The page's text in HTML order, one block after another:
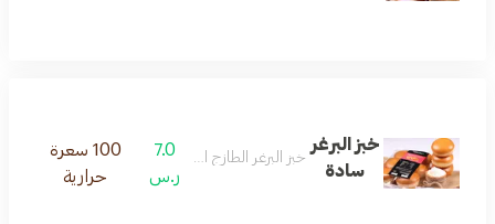
خبز البرغر
سادة
خبز البرغر الطازج المحضر يوميا
7.0
ر.س
100 سعرة
حرارية